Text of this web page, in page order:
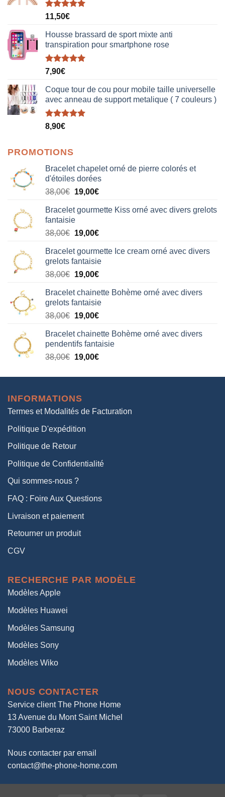
Note5.00
11,50€
Housse brassard de sport mixte anti
transpiration pour smartphone rose
Note5.00
7,90€
Coque tour de cou pour mobile taille universelle
avec anneau de support metalique ( 7 couleurs )
Note5.00
8,90€
PROMOTIONS
Bracelet chapelet orné de pierre colorés et
d'étoiles dorées
38,00€ Le
initial
était :
38,00€.
19,00€Le
actuel
19,00€.
Bracelet gourmette Kiss orné avec divers grelots
fantaisie
38,00€ Le
initial
était :
38,00€.
19,00€Le
actuel
est :
19,00€.
Bracelet gourmette Ice cream orné avec divers
grelots fantaisie
38,00€ Le
initial
était :
38,00€.
19,00€Le
actuel
est :
19,00€.
Bracelet chainette Bohème orné avec divers
grelots fantaisie
38,00€ Le
initial
était :
38,00€.
19,00€Le
actuel
est :
19,00€.
Bracelet chainette Bohème orné avec divers
pendentifs fantaisie
38,00€ Le
initial
38,00€.
19,00€Le
actuel
INFORMATIONS
Termes et Modalités de Facturation
Politique D'expédition
Politique de Retour
Politique de Confidentialité
Qui sommes-nous ?
FAQ : Foire Aux Questions
Livraison et paiement
Retourner un produit
CGV
RECHERCHE PAR MODÈLE
Modèles Apple
Modèles Huawei
Modèles Samsung
Modèles Sony
Modèles Wiko
NOUS CONTACTER
Service client The Phone Home
13 Avenue du Mont Saint Michel
73000 Barberaz
Nous contacter par email
contact@the-phone-home.com